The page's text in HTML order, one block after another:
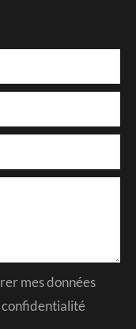
mes données
confidentialité